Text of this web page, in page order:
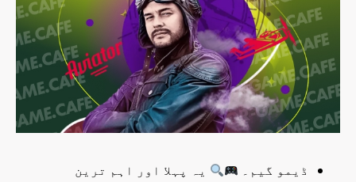
ڈیمو گیم۔
یہ پہلا اور اہم ترین